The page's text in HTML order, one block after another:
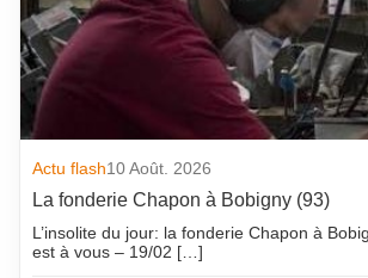
Actu flash10 Août. 2026
La fonderie Chapon à Bobigny (93)
L’insolite du jour: la fonderie Chapon à
est à vous – 19/02 […]